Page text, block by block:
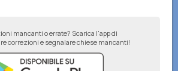
mancanti o errate? Scarica l'app di
correzioni e segnalare chiese mancanti!